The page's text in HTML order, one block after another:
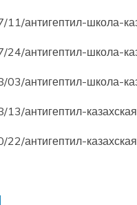
антигептил-школа-
антигептил-школа-
антигептил-школа-
антигептил-
антигептил-